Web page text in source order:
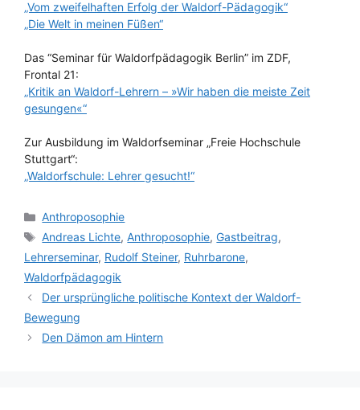
„Vom zweifelhaften Erfolg der Waldorf-Pädagogik“
„Die Welt in meinen Füßen“
Das “Seminar für Waldorfpädagogik Berlin” im ZDF,
Frontal 21:
„Kritik an Waldorf-Lehrern – »Wir haben die meiste Zeit
gesungen«“
Zur Ausbildung im Waldorfseminar „Freie Hochschule
Stuttgart“:
„Waldorfschule: Lehrer gesucht!“
Kategorien
Anthroposophie
Schlagwörter
Andreas Lichte,Anthroposophie,Gastbeitrag,
Lehrerseminar, Rudolf Steiner, Ruhrbarone,
Waldorfpädagogik
Der ursprüngliche politische Kontext der Waldorf-
Bewegung
Den Dämon am Hintern